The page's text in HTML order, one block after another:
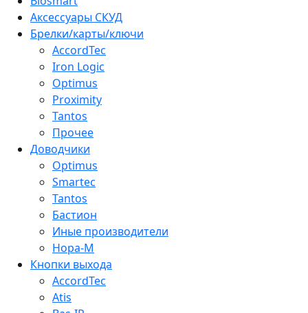
Аксессуары СКУД
Брелки/карты/ключи
AccordTec
Iron Logic
Optimus
Proximity
Tantos
Прочее
Доводчики
Optimus
Smartec
Tantos
Бастион
Иные производители
Нора-М
Кнопки выхода
AccordTec
Atis